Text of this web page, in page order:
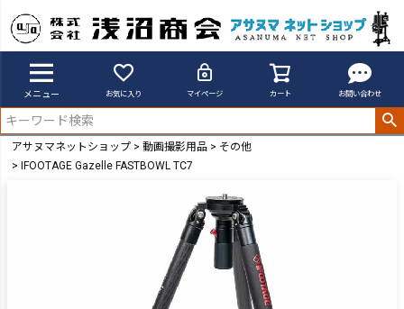
メニュー お気に入り マイページ カート お問い合わせ
アサヌマネットショップ 動画撮影用品
その他
IFOOTAGE Gazelle FASTBOWL TC7